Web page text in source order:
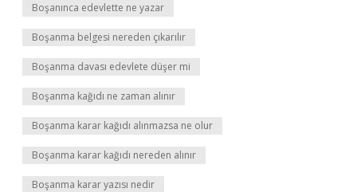
Boşanınca edevlette ne yazar
Boşanma belgesi nereden çıkarılır
Boşanma davası edevlete düşer mi
Boşanma kağıdı ne zaman alınır
Boşanma karar kağıdı alınmazsa ne olur
Boşanma karar kağıdı nereden alınır
Boşanma karar yazısı nedir